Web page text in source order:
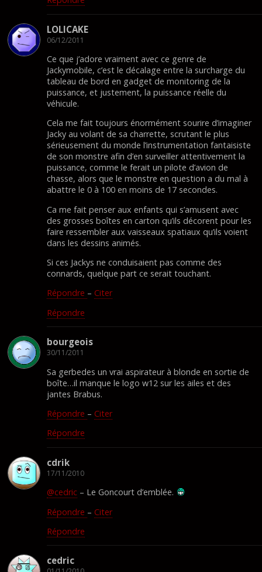
LOLICAKE
06/12/2011
Ce que j’adore vraiment avec ce genre de
Jackymobile, c’est le décalage entre la surcharge du
tableau de bord en gadget de monitoring de la
puissance, et justement, la puissance réelle du
véhicule.
Cela me fait toujours énormément sourire d’imaginer
Jacky au volant de sa charrette, scrutant le plus
sérieusement du monde l’instrumentation fantaisiste
de son monstre afin d’en surveiller attentivement la
puissance, comme le ferait un pilote d’avion de
chasse, alors que le monstre en question a du mal à
abattre le 0 à 100 en moins de 17 secondes.
Ca me fait penser aux enfants qui s’amusent avec
des grosses boîtes en carton qu’ils décorent pour les
faire ressembler aux vaisseaux spatiaux qu’ils voient
dans les dessins animés.
Si ces Jackys ne conduisaient pas comme des
connards, quelque part ce serait touchant.
Répondre – Citer
Répondre
bourgeois
30/11/2011
Sa gerbedes un vrai aspirateur à blonde en sortie de
boîte…il manque le logo w12 sur les ailes et des
jantes Brabus.
Répondre – Citer
Répondre
cdrik
17/11/2010
@cedric – Le Goncourt d’emblée.
Répondre – Citer
Répondre
cedric